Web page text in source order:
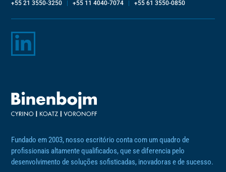
+55 21 3550-3250 +55 11 4040-7074 +55 61 3550-0850
Fundado em 2003, nosso escritório conta com um quadro de
profissionais altamente qualificados, que se diferencia pelo
desenvolvimento de soluções sofisticadas, inovadoras e de sucesso.